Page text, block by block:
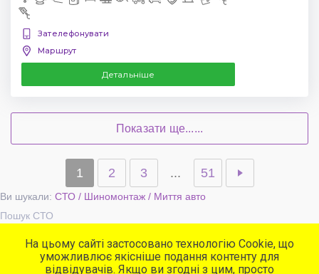
Зателефонувати
Маршрут
Детальніше
Показати ще......
1 2 3 ... 51
Ви шукали: СТО / Шиномонтаж / Миття авто
Пошук СТО
Популярні сервіси
СТО
На цьому сайті застосовано технологію Cookie, що
уможливлює якісніше подання контенту для
відвідувачів. Якщо ви згодні з цим, просто